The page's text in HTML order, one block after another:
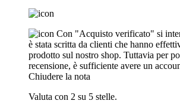
Con "Acquisto verificato" si
è stata scritta da clienti che hanno
prodotto sul nostro shop. Tuttavia per
recensione, è sufficiente avere un
Chiudere la nota
Valuta con 2 su 5 stelle.